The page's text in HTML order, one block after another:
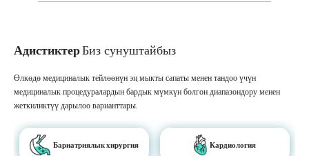
АдистиктерБиз сунуштайбыз
Өлкөдө медициналык тейлөөнүн эң мыкты сапаты менен тандоо үчүн
медициналык процедуралардын бардык мүмкүн болгон диапазондору менен
жеткиликтүү дарылоо варианттары.
Бариатриялык хирургия Кардиология